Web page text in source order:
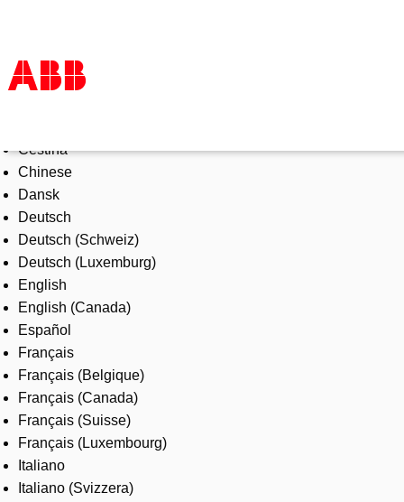
Products & Solutions
Industries
Services
About us
Where to buy
Contact us
Careers
Čeština
Chinese
Dansk
Deutsch
Deutsch (Schweiz)
Deutsch (Luxemburg)
English
English (Canada)
Español
Français
Français (Belgique)
Français (Canada)
Français (Suisse)
Français (Luxembourg)
Italiano
Italiano (Svizzera)